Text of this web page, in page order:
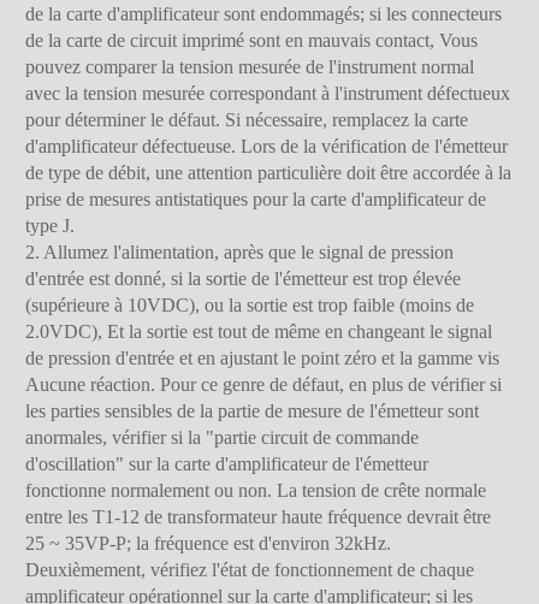
de la carte d'amplificateur sont endommagés; si les connecteurs
de la carte de circuit imprimé sont en mauvais contact, Vous
pouvez comparer la tension mesurée de l'instrument normal
avec la tension mesurée correspondant à l'instrument défectueux
pour déterminer le défaut. Si nécessaire, remplacez la carte
d'amplificateur défectueuse. Lors de la vérification de l'émetteur
de type de débit, une attention particulière doit être accordée à la
prise de mesures antistatiques pour la carte d'amplificateur de
type J.
2. Allumez l'alimentation, après que le signal de pression
d'entrée est donné, si la sortie de l'émetteur est trop élevée
(supérieure à 10VDC), ou la sortie est trop faible (moins de
2.0VDC), Et la sortie est tout de même en changeant le signal
de pression d'entrée et en ajustant le point zéro et la gamme vis
Aucune réaction. Pour ce genre de défaut, en plus de vérifier si
les parties sensibles de la partie de mesure de l'émetteur sont
anormales, vérifier si la "partie circuit de commande
d'oscillation" sur la carte d'amplificateur de l'émetteur
fonctionne normalement ou non. La tension de crête normale
entre les T1-12 de transformateur haute fréquence devrait être
25 ~ 35VP-P; la fréquence est d'environ 32kHz.
Deuxièmement, vérifiez l'état de fonctionnement de chaque
amplificateur opérationnel sur la carte d'amplificateur; si les